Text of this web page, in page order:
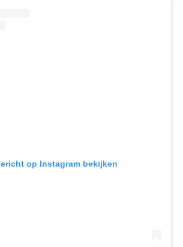
op Instagram bekijken